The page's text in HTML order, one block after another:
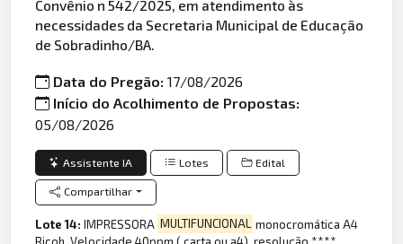
Convênio n 542/2025, em atendimento às
necessidades da Secretaria Municipal de Educação
de Sobradinho/BA.
Data do Pregão:17/08/2026
Início do Acolhimento de Propostas:
05/08/2026
Assistente IA Lotes Edital
Compartilhar
Lote 14:IMPRESSORA MULTIFUNCIONAL monocromática A4